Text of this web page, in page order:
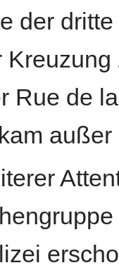
der
Rue de